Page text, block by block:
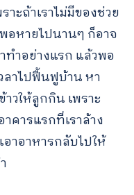
าะถ้าเราไม่มีของช่วย
อหายไปนานๆ ก็อาจ
ทำอย่างแรก แล้วพอ
ลาไปฟื้นฟูบ้าน หา
วให้ลูกกิน เพราะ
าคารแรกที่เราล้าง
อาอาหารกลับไปให้